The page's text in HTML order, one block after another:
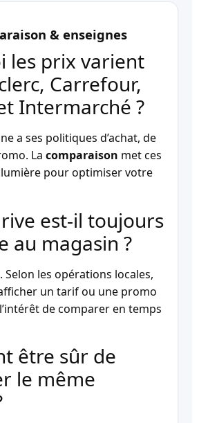
& enseignes
les prix varient
Carrefour,
Intermarché ?
a ses politiques d’achat, de
La comparaison met ces
pour optimiser votre
est-il toujours
au magasin ?
Selon les opérations locales,
un tarif ou une promo
de comparer en temps
être sûr de
le même